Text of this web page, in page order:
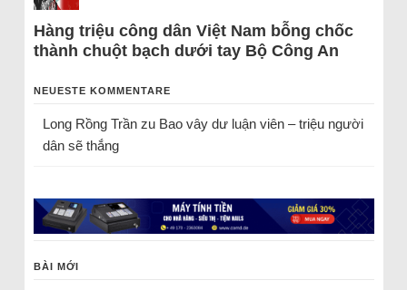
Hàng triệu công dân Việt Nam bỗng chốc
thành chuột bạch dưới tay Bộ Công An
NEUESTE KOMMENTARE
Long Rồng Trầnzu Bao vây dư luận viên – triệu người
dân sẽ thắng
BÀI MỚI